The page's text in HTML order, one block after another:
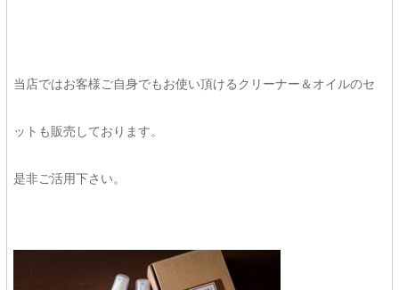
当店ではお客様ご自身でもお使い頂けるクリーナー＆オイルのセ
ットも販売しております。
是非ご活用下さい。